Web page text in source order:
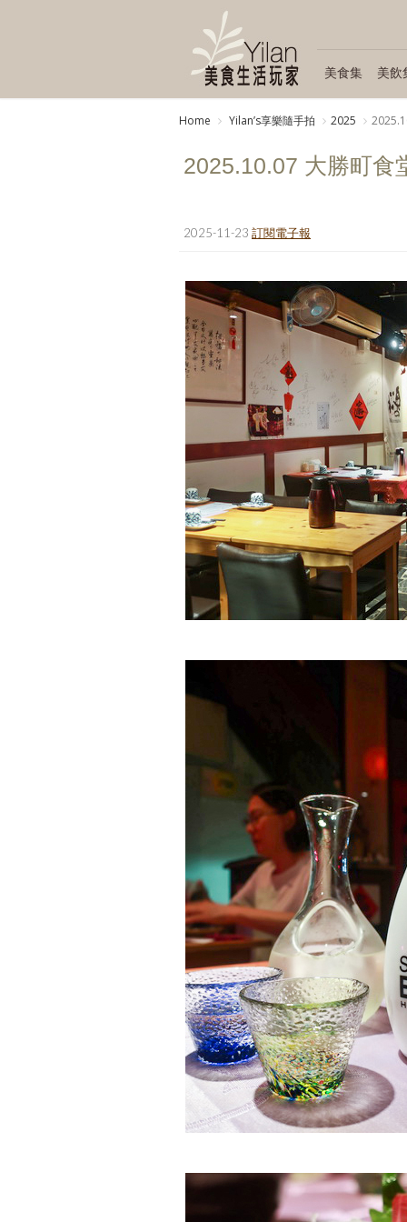
美食集 美飲
Home Yilanʼs享樂隨手拍 2025
2025.10.07 大勝町食
2025-11-23 訂閱電子報